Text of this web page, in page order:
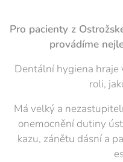
Pro pacienty z
provádíme
Dentální hygiena hraje
roli,
Má velký a
onemocnění dutiny
kazu, zánětu dásní a